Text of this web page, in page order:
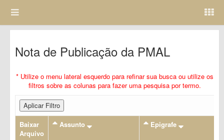
Nota de Publicação da PMAL
* Utilize o menu lateral esquerdo para refinar sua busca ou utilize os
filtros sobre as colunas para fazer uma pesquisa por termo.
Aplicar Filtro
Baixar
Arquivo
Assunto Epigrafe